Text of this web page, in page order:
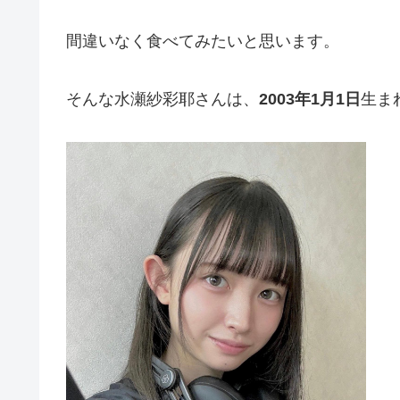
間違いなく食べてみたいと思います。
そんな水瀬紗彩耶さんは、 2003年1月1日 生ま